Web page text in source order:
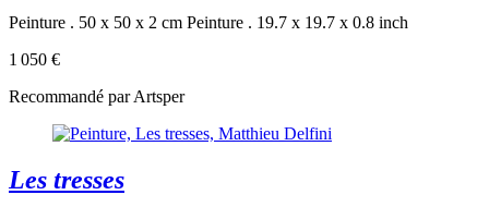
Peinture . 50 x 50 x 2 cm Peinture . 19.7 x 19.7 x 0.8 inch
1 050 €
Recommandé par Artsper
Les tresses